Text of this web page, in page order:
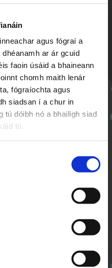
agus fógraí a
ar ár gcuid
faoin úsáid a bhaineann
chomh maith lenár
fógraíochta agus
siadsan í a chur in
tú dóibh nó a bhailigh siad
tú.
1:31